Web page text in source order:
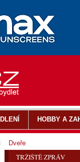
TRŽIŠTĚ ZPRÁV
HOBBY A
Dveře